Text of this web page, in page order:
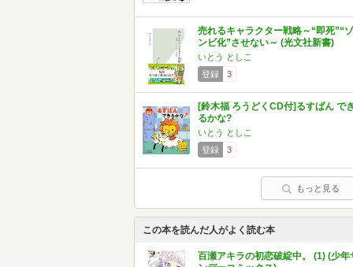
売れるキャラクター戦略～“即死”“ゾ
ンビ化”させない～ (光文社新書)
いとう としこ
登録
3
[鈴木福 ろうどくCD付]るすばん でき
るかな?
いとう としこ
登録
3
もっと見る
この本を読んだ人がよく読む本
百瀬アキラの初恋破綻中。 (1) (少年